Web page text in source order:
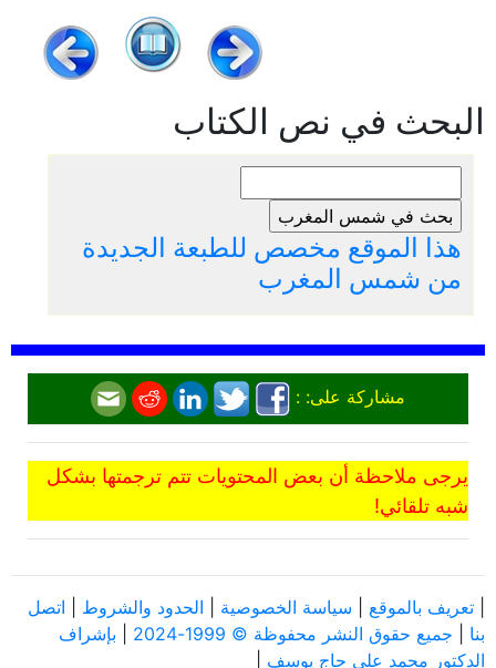
البحث في نص الكتاب
هذا الموقع مخصص للطبعة الجديدة
من شمس المغرب
مشاركة على: :
يرجى ملاحظة أن بعض المحتويات تتم ترجمتها بشكل
شبه تلقائي!
تعريف بالموقع سياسة الخصوصية الحدود والشروط
اتصل
بنا
جميع حقوق النشر محفوظة © 1999-2024
بإشراف
الدكتور محمد علي حاج يوسف